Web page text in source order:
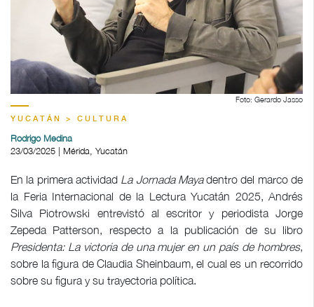
Foto: Gerardo Jasso
YUCATÁN > CULTURA
Rodrigo Medina
23/03/2025 | Mérida, Yucatán
En la primera actividad La Jornada Mayadentro del marco de
la Feria Internacional de la Lectura Yucatán 2025, Andrés
Silva Piotrowski entrevistó al escritor y periodista Jorge
Zepeda Patterson, respecto a la publicación de su libro
Presidenta: La victoria de una mujer en un país de hombres,
sobre la figura de Claudia Sheinbaum, el cual es un recorrido
sobre su figura y su trayectoria política.